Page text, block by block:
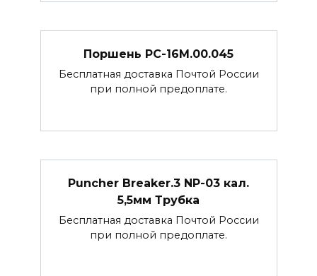
Поршень РС-16М.00.045
Бесплатная доставка Почтой России
при полной предоплате.
Puncher Breaker.3 NP-03 кал.
5,5мм Трубка
Бесплатная доставка Почтой России
при полной предоплате.